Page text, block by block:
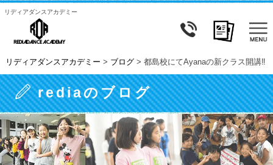
リディアダンスアカデミー
リディアダンスアカデミー > ブログ> 都島校にてAyanaの新クラス開講‼
rediaのブログ